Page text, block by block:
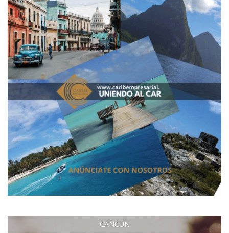
CANCUN